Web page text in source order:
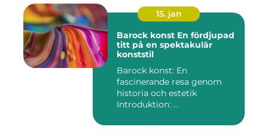
15. jan
Barock konst En fördjupad
titt på en spektakulär
konststil
Barock konst: En
fascinerande resa genom
historia och estetik
Introduktion: ...